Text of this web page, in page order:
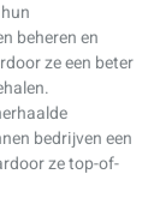
beheren en
ze een beter
bedrijven een
ze top-of-